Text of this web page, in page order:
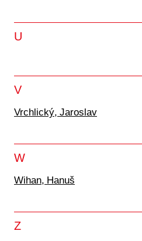
U
V
Vrchlický, Jaroslav
W
Wihan, Hanuš
Z